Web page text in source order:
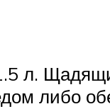
л.
либо